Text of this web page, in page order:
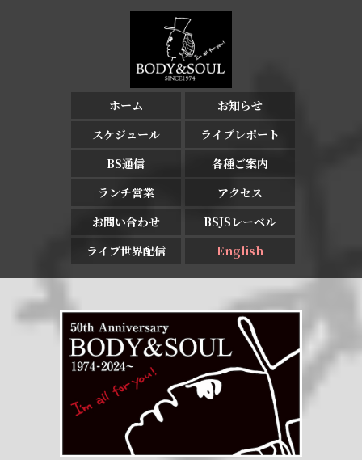
ホーム
お知らせ
スケジュール
ライブレポート
BS通信
各種ご案内
ランチ営業
アクセス
お問い合わせ
BSJSレーベル
ライブ世界配信
English